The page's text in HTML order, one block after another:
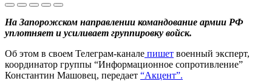
На Запорожском направлении командование армии РФ
уплотняет и усиливает группировку войск.
Об этом в своем Телеграм-канале пишет военный эксперт,
координатор группы “Информационное сопротивление”
Константин Машовец, передает “Акцент”.